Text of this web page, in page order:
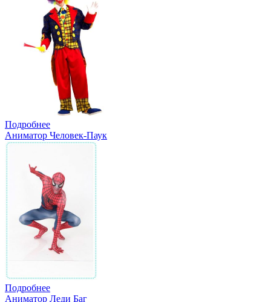
Подробнее
Аниматор Человек-Паук
Подробнее
Аниматор Леди Баг